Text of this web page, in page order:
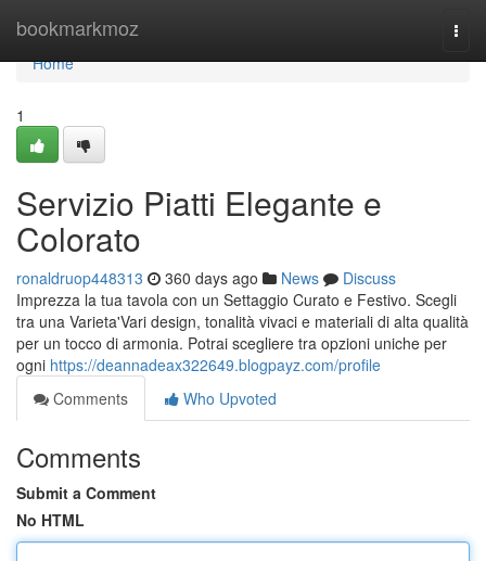
bookmarkmoz
Home
Home
1
Servizio Piatti Elegante e
Colorato
ronaldruop448313 360 days ago News
Discuss
Imprezza la tua tavola con un Settaggio Curato e Festivo. Scegli
tra una Varieta'Vari design, tonalità vivaci e materiali di alta qualità
per un tocco di armonia. Potrai scegliere tra opzioni uniche per
ogni https://deannadeax322649.blogpayz.com/profile
Comments
Who Upvoted
Comments
Submit a Comment
No HTML